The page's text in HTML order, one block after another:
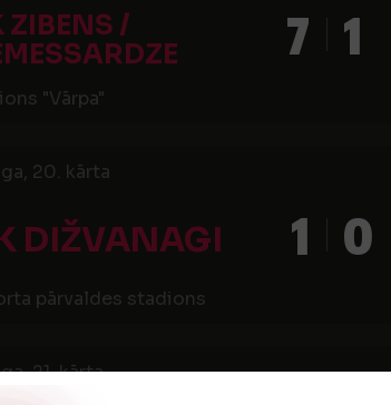
ZIBENS /
7 1
"Vārpa"
20. kārta
DIŽVANAGI 1 0
pārvaldes stadions
21. kārta